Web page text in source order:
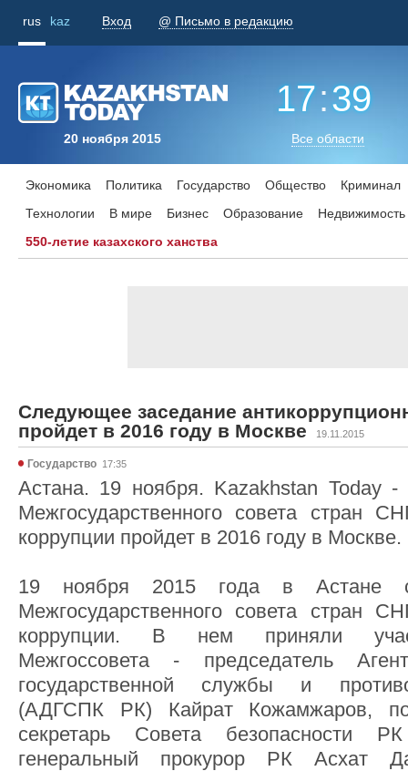
rus kaz Вход @ Письмо в редакцию
20 ноября 2015
17:39
Все области
Экономика Политика Государство Общество
Криминал
Технологии
В мире Бизнес Образование
Недвижимость
550-летие казахского ханства
Следующее заседание
пройдет в 2016 году в Москве
19.11.2015
Государство 17:35
Астана. 19 ноября. Kazakhstan Today
Межгосударственного совета стран
коррупции пройдет в 2016 году в Москве.
19 ноября 2015 года в Астане
Межгосударственного совета стран
коррупции. В нем приняли
Межгоссовета - председатель
государственной службы и
(АДГСПК РК) Кайрат Кожамжаров,
секретарь Совета безопасности
генеральный прокурор РК Асхат